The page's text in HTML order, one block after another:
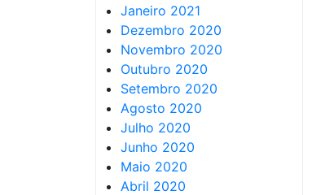
Janeiro 2021
Dezembro 2020
Novembro 2020
Outubro 2020
Setembro 2020
Agosto 2020
Julho 2020
Junho 2020
Maio 2020
Abril 2020